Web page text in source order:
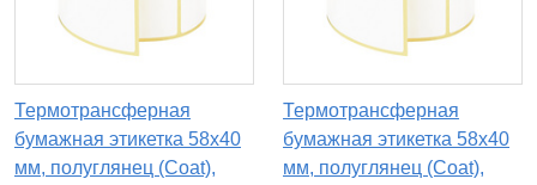
Термотрансферная
бумажная этикетка 58х40
мм, полуглянец (Coat),
Термотрансферная
бумажная этикетка 58х40
мм, полуглянец (Coat),